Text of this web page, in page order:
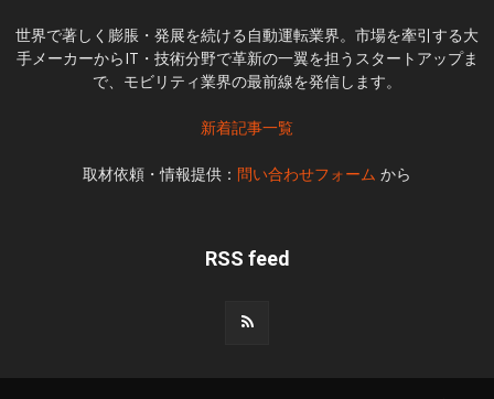
世界で著しく膨脹・発展を続ける自動運転業界。市場を牽引する大
手メーカーからIT・技術分野で革新の一翼を担うスタートアップま
で、モビリティ業界の最前線を発信します。
新着記事一覧
取材依頼・情報提供： 問い合わせフォーム から
RSS feed